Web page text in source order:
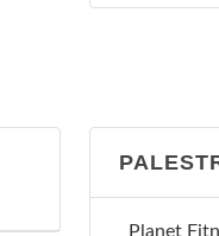
Planet